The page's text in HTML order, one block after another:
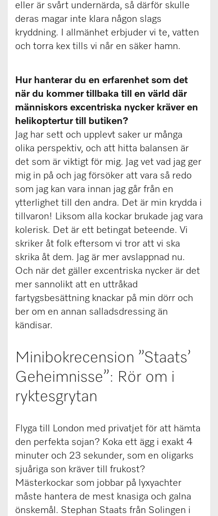
eller är svårt undernärda, så därför skulle
deras magar inte klara någon slags
kryddning. I allmänhet erbjuder vi te, vatten
och torra kex tills vi når en säker hamn.
Hur hanterar du en erfarenhet som det
när du kommer tillbaka till en värld där
människors excentriska nycker kräver en
helikoptertur till butiken?
Jag har sett och upplevt saker ur många
olika perspektiv, och att hitta balansen är
det som är viktigt för mig. Jag vet vad jag ger
mig in på och jag försöker att vara så redo
som jag kan vara innan jag går från en
ytterlighet till den andra. Det är min krydda i
tillvaron! Liksom alla kockar brukade jag vara
kolerisk. Det är ett betingat beteende. Vi
skriker åt folk eftersom vi tror att vi ska
skrika åt dem. Jag är mer avslappnad nu.
Och när det gäller excentriska nycker är det
mer sannolikt att en uttråkad
fartygsbesättning knackar på min dörr och
ber om en annan salladsdressing än
kändisar.
Minibokrecension ”Staats’
Geheimnisse”: Rör om i
ryktesgrytan
Flyga till London med privatjet för att hämta
den perfekta sojan? Koka ett ägg i exakt 4
minuter och 23 sekunder, som en oligarks
sjuåriga son kräver till frukost?
Mästerkockar som jobbar på lyxyachter
måste hantera de mest knasiga och galna
önskemål. Stephan Staats från Solingen i